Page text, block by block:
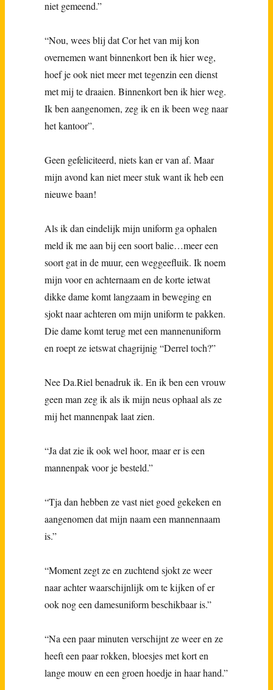
niet gemeend.”
“Nou, wees blij dat Cor het van mij kon
overnemen want binnenkort ben ik hier weg,
hoef je ook niet meer met tegenzin een dienst
met mij te draaien. Binnenkort ben ik hier weg.
Ik ben aangenomen, zeg ik en ik been weg naar
het kantoor”.
Geen gefeliciteerd, niets kan er van af. Maar
mijn avond kan niet meer stuk want ik heb een
nieuwe baan!
Als ik dan eindelijk mijn uniform ga ophalen
meld ik me aan bij een soort balie…meer een
soort gat in de muur, een weggeefluik. Ik noem
mijn voor en achternaam en de korte ietwat
dikke dame komt langzaam in beweging en
sjokt naar achteren om mijn uniform te pakken.
Die dame komt terug met een mannenuniform
en roept ze ietswat chagrijnig “Derrel toch?”
Nee Da.Riel benadruk ik. En ik ben een vrouw
geen man zeg ik als ik mijn neus ophaal als ze
mij het mannenpak laat zien.
“Ja dat zie ik ook wel hoor, maar er is een
mannenpak voor je besteld.”
“Tja dan hebben ze vast niet goed gekeken en
aangenomen dat mijn naam een mannennaam
is.”
“Moment zegt ze en zuchtend sjokt ze weer
naar achter waarschijnlijk om te kijken of er
ook nog een damesuniform beschikbaar is.”
“Na een paar minuten verschijnt ze weer en ze
heeft een paar rokken, bloesjes met kort en
lange mouw en een groen hoedje in haar hand.”